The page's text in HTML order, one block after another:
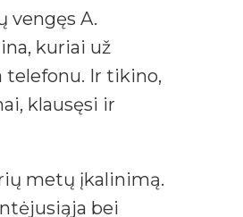
vengęs A.
kuriai už
telefonu. Ir tikino,
klausęsi ir
metų įkalinimą.
bei